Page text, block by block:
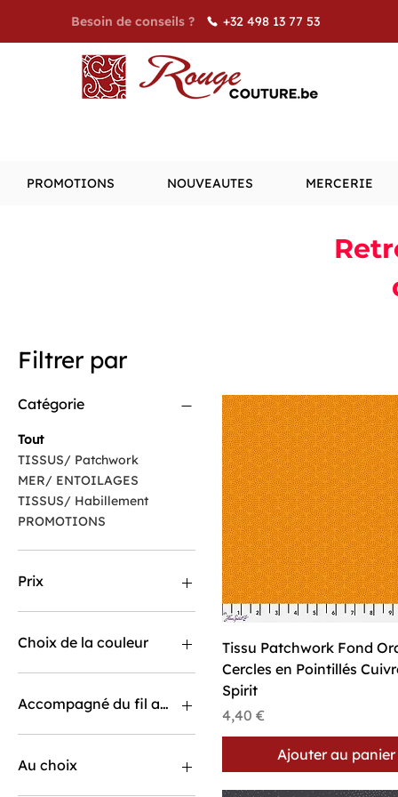
Besoin de conseils ? +32 498 13 77 53
PROMOTIONS NOUVEAUTES MERCERIE
Filtrer par
Catégorie
Tout
TISSUS/ Patchwork
MER/ ENTOILAGES
TISSUS/ Habillement
PROMOTIONS
Prix
Choix de la couleur
Accompagné du fil assorti ?
Non
Oui
Au choix
Aperçu rapide
Tissu Patchwork Fond
Cercles en Pointillés
Spirit
Prix
4,40 €
Ajouter au panier